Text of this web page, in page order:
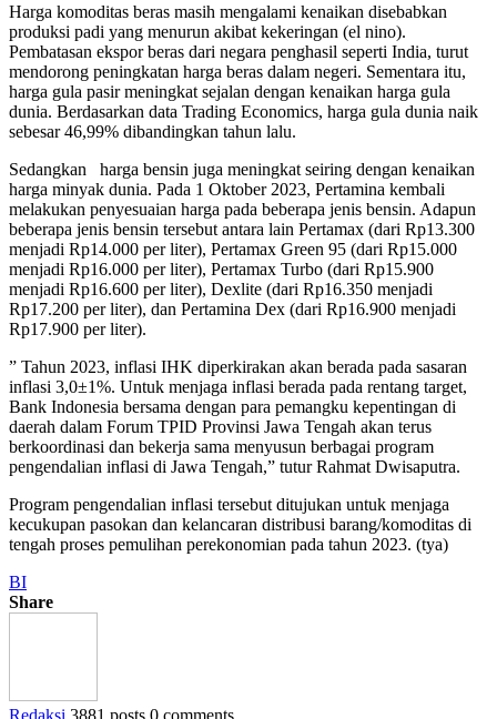
Harga komoditas beras masih mengalami kenaikan disebabkan
produksi padi yang menurun akibat kekeringan (el nino).
Pembatasan ekspor beras dari negara penghasil seperti India, turut
mendorong peningkatan harga beras dalam negeri. Sementara itu,
harga gula pasir meningkat sejalan dengan kenaikan harga gula
dunia. Berdasarkan data Trading Economics, harga gula dunia naik
sebesar 46,99% dibandingkan tahun lalu.
Sedangkan harga bensin juga meningkat seiring dengan kenaikan
harga minyak dunia. Pada 1 Oktober 2023, Pertamina kembali
melakukan penyesuaian harga pada beberapa jenis bensin. Adapun
beberapa jenis bensin tersebut antara lain Pertamax (dari Rp13.300
menjadi Rp14.000 per liter), Pertamax Green 95 (dari Rp15.000
menjadi Rp16.000 per liter), Pertamax Turbo (dari Rp15.900
menjadi Rp16.600 per liter), Dexlite (dari Rp16.350 menjadi
Rp17.200 per liter), dan Pertamina Dex (dari Rp16.900 menjadi
Rp17.900 per liter).
” Tahun 2023, inflasi IHK diperkirakan akan berada pada sasaran
inflasi 3,0±1%. Untuk menjaga inflasi berada pada rentang target,
Bank Indonesia bersama dengan para pemangku kepentingan di
daerah dalam Forum TPID Provinsi Jawa Tengah akan terus
berkoordinasi dan bekerja sama menyusun berbagai program
pengendalian inflasi di Jawa Tengah,” tutur Rahmat Dwisaputra.
Program pengendalian inflasi tersebut ditujukan untuk menjaga
kecukupan pasokan dan kelancaran distribusi barang/komoditas di
tengah proses pemulihan perekonomian pada tahun 2023. (tya)
BI
Share
Redaksi 3881 posts 0 comments